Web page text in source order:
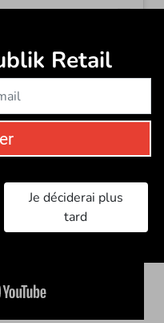
Retail
Je déciderai plus
tard